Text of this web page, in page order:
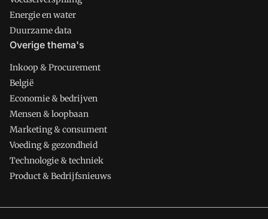
Energie en water
Duurzame data
Overige thema's
Inkoop & Procurement
België
Economie & bedrijven
Mensen & loopbaan
Marketing & consument
Voeding & gezondheid
Technologie & techniek
Product & Bedrijfsnieuws